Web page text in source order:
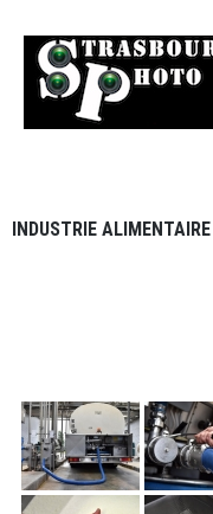
INDUSTRIE ALIMENTAIRE